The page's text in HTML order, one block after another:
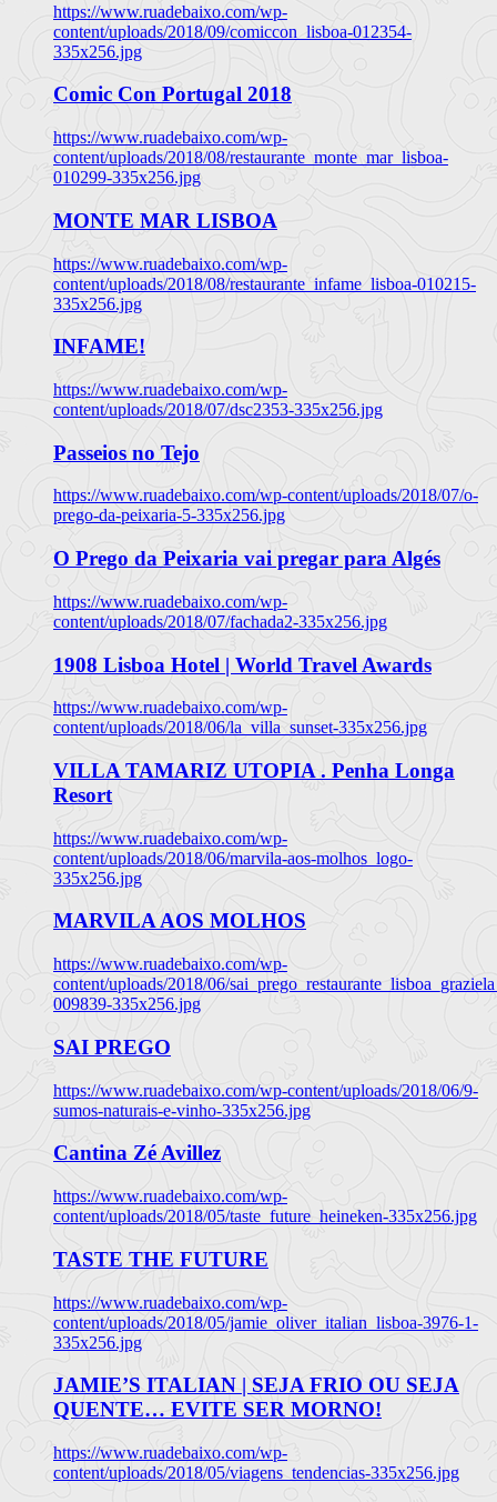
https://www.ruadebaixo.com/wp-
content/uploads/2018/09/comiccon_lisboa-012354-
335x256.jpg
Comic Con Portugal 2018
https://www.ruadebaixo.com/wp-
content/uploads/2018/08/restaurante_monte_mar_lisboa-
010299-335x256.jpg
MONTE MAR LISBOA
https://www.ruadebaixo.com/wp-
content/uploads/2018/08/restaurante_infame_lisboa-010215-
335x256.jpg
INFAME!
https://www.ruadebaixo.com/wp-
content/uploads/2018/07/dsc2353-335x256.jpg
Passeios no Tejo
https://www.ruadebaixo.com/wp-content/uploads/2018/07/o-
prego-da-peixaria-5-335x256.jpg
O Prego da Peixaria vai pregar para Algés
https://www.ruadebaixo.com/wp-
content/uploads/2018/07/fachada2-335x256.jpg
1908 Lisboa Hotel | World Travel Awards
https://www.ruadebaixo.com/wp-
content/uploads/2018/06/la_villa_sunset-335x256.jpg
VILLA TAMARIZ UTOPIA . Penha Longa
Resort
https://www.ruadebaixo.com/wp-
content/uploads/2018/06/marvila-aos-molhos_logo-
335x256.jpg
MARVILA AOS MOLHOS
https://www.ruadebaixo.com/wp-
content/uploads/2018/06/
009839-335x256.jpg
SAI PREGO
https://www.ruadebaixo.com/wp-content/uploads/2018/06/9-
sumos-naturais-e-vinho-335x256.jpg
Cantina Zé Avillez
https://www.ruadebaixo.com/wp-
content/uploads/2018/05/taste_future_heineken-335x256.jpg
TASTE THE FUTURE
https://www.ruadebaixo.com/wp-
content/uploads/2018/05/jamie_oliver_italian_lisboa-3976-1-
335x256.jpg
JAMIE’S ITALIAN | SEJA FRIO OU SEJA
QUENTE… EVITE SER MORNO!
https://www.ruadebaixo.com/wp-
content/uploads/2018/05/viagens_tendencias-335x256.jpg